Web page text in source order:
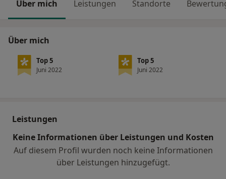
Über mich Leistungen Standorte
Über mich
Top 5
Juni 2022
Top 5
Juni 2022
Leistungen
Keine Informationen über Leistungen und Kosten
Auf diesem Profil wurden noch keine Informationen
über Leistungen hinzugefügt.